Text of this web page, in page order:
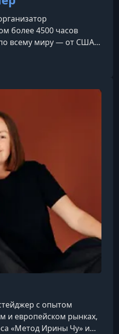
более 4500 часов
всему миру — от США и
Нидерландов и
агентства SIMPLY
эксперт в своей
активную
и новорождённого
замужем за мужчиной,
с опытом
и европейском рынках,
«Метод Ирины Чу» и